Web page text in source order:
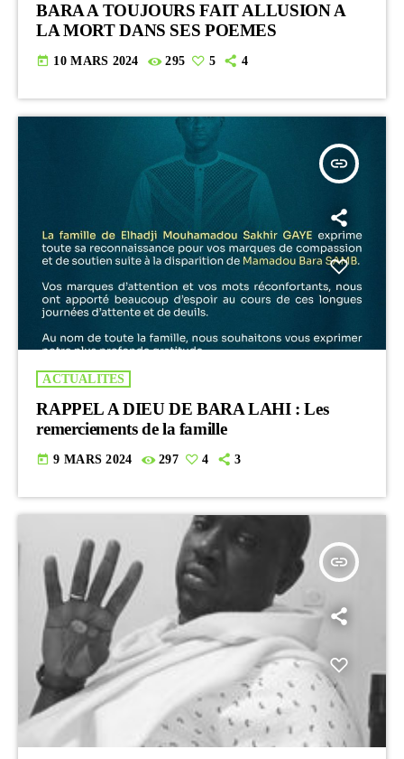
BARA A TOUJOURS FAIT ALLUSION A
LA MORT DANS SES POEMES
today 10 MARS 2024 295 5 4
insert_link
ACTUALITES
RAPPEL A DIEU DE BARA LAHI : Les
remerciements de la famille
today 9 MARS 2024 297 4 3
insert_link